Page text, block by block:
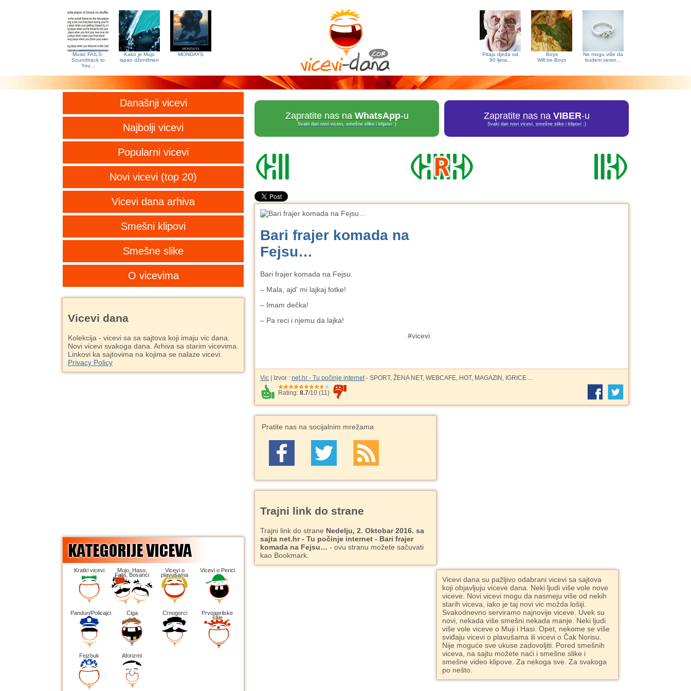
Music FAILS:
Soundtrack to
You...
Kako je Mujo
ispao džentlmen
MONDAYS
Ne mogu više da
budem veren...
Boys
Will be Boys
Pitaju djeda od
90 ljeta...
Današnji vicevi
Najbolji vicevi
Popularni vicevi
Novi vicevi (top 20)
Vicevi dana arhiva
Smešni klipovi
Smešne slike
O vicevima
Zapratite nas na WhatsApp-u
Svaki dan novi vicevi, smešne slike i klipovi :)
Zapratite nas na VIBER-u
Svaki dan novi vicevi, smešne slike i klipovi :)
Bari frajer komada na
Fejsu…
Bari frajer komada na Fejsu.
– Mala, ajd' mi lajkaj fotke!
– Imam dečka!
– Pa reci i njemu da lajka!
#vicevi
Vic | Izvor : net.hr - Tu počinje internet- SPORT, ŽENA NET, WEBCAFE, HOT, MAGAZIN, IGRICE ...
Rating: 8.7/10 (11)
Pratite nas na socijalnim mrežama
Trajni link do strane
Trajni link do strane Nedelju, 2. Oktobar 2016. sa
sajta net.hr - Tu počinje internet - Bari frajer
komada na Fejsu… - ovu stranu možete sačuvati
kao Bookmark.
Vicevi dana su pažljivo odabrani vicevi sa sajtova
koji objavljuju viceve dana. Neki ljudi više vole nove
viceve. Novi vicevi mogu da nasmeju više od nekih
starih viceva, iako je taj novi vic možda lošiji.
Svakodnevno serviramo najnovije viceve. Uvek su
novi, nekada više smešni nekada manje. Neki ljudi
više vole viceve o Muji i Hasi. Opet, nekome se više
sviđaju vicevi o plavušama ili vicevi o Čak Norisu.
Nije moguće sve ukuse zadovoljiti. Pored smešnih
viceva, na sajtu možete naći i smešne slike i
smešne video klipove. Za nekoga sve. Za svakoga
po nešto.
Vicevi dana
Kolekcija - vicevi sa sa sajtova koji imaju vic dana.
Novi vicevi svakoga dana. Arhiva sa starim vicevima.
Linkovi ka sajtovima na kojima se nalaze vicevi.
Privacy Policy
Kratki vicevi Mujo, Haso,
Fata, Bosanci
Vicevi o
plavušama
Vicevi o Perici
Panduri/Policajci Ciga Crnogorci Prvoaprilske
šale
Fejzbuk Aforizmi